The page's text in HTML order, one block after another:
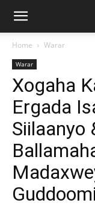
Home Warar
Warar
Xogaha
Ergada
Siilaanyo